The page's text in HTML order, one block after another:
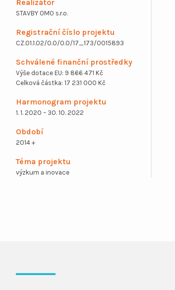
Realizátor
STAVBY OMO s.r.o.
Registrační číslo projektu
CZ.01.1.02/0.0/0.0/17_173/0015893
Schválené finanční prostředky
Výše dotace EU: 9 866 471 Kč
Celková částka: 17 231 000 Kč
Harmonogram projektu
1. 1. 2020 – 30. 10. 2022
Období
2014 +
Téma projektu
výzkum a inovace